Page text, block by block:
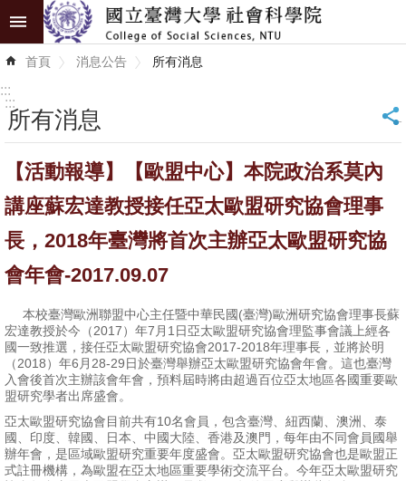
跳到主要內容區塊
進
階
識
學
學
術
單
位
研
究
消
息
首頁 消息公告 所有消息
:::
:::
所有消息 _
【活動報導】【歐盟中心】本院政治系莫內
講座蘇宏達教授接任亞太歐盟研究協會理事
長，2018年臺灣將首次主辦亞太歐盟研究協
會年會-2017.09.07
本校臺灣歐洲聯盟中心主任暨中華民國(臺灣)歐洲研究協會理事長蘇
宏達教授於今（2017）年7月1日亞太歐盟研究協會理監事會議上經各
國一致推選，接任亞太歐盟研究協會2017-2018年理事長，並將於明
（2018）年6月28-29日於臺灣舉辦亞太歐盟研究協會年會。這也臺灣
入會後首次主辦該會年會，預料屆時將由超過百位亞太地區各國重要歐
盟研究學者出席盛會。
亞太歐盟研究協會目前共有10名會員，包含臺灣、紐西蘭、澳洲、泰
國、印度、韓國、日本、中國大陸、香港及澳門，每年由不同會員國舉
辦年會，是區域歐盟研究重要年度盛會。亞太歐盟研究協會也是歐盟正
式註冊機構，為歐盟在亞太地區重要學術交流平台。今年亞太歐盟研究